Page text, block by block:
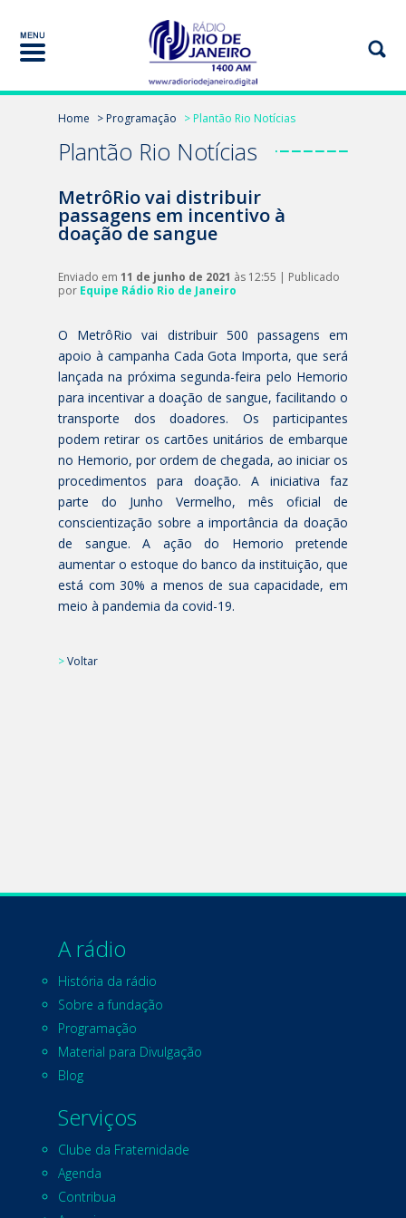
Home > Programação > Plantão Rio Notícias
Plantão Rio Notícias
MetrôRio vai distribuir
passagens em incentivo à
doação de sangue
Enviado em 11 de junho de 2021 às 12:55 | Publicado
por Equipe Rádio Rio de Janeiro
O MetrôRio vai distribuir 500 passagens em
apoio à campanha Cada Gota Importa, que será
lançada na próxima segunda-feira pelo Hemorio
para incentivar a doação de sangue, facilitando o
transporte dos doadores. Os participantes
podem retirar os cartões unitários de embarque
no Hemorio, por ordem de chegada, ao iniciar os
procedimentos para doação. A iniciativa faz
parte do Junho Vermelho, mês oficial de
conscientização sobre a importância da doação
de sangue. A ação do Hemorio pretende
aumentar o estoque do banco da instituição, que
está com 30% a menos de sua capacidade, em
meio à pandemia da covid-19.
>Voltar
A rádio
História da rádio
Sobre a fundação
Programação
Material para Divulgação
Blog
Serviços
Clube da Fraternidade
Agenda
Contribua